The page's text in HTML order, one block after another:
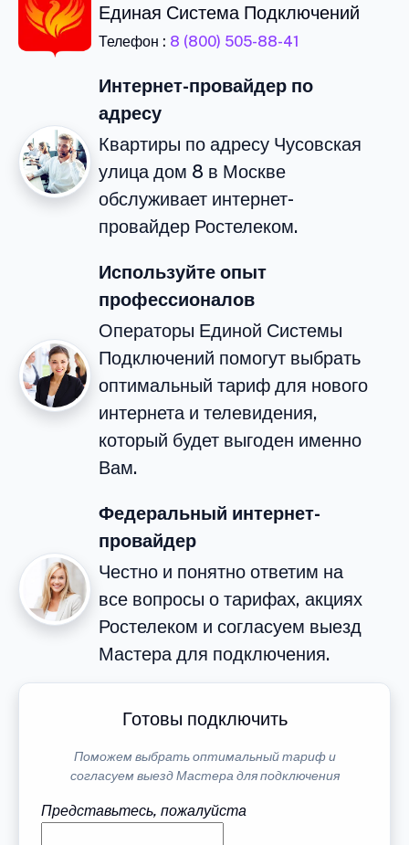
Единая Система Подключений
Телефон : 8 (800) 505-88-41
Интернет-провайдер по
адресу
Квартиры по адресу Чусовская
улица дом 8 в Москве
обслуживает интернет-
провайдер Ростелеком.
Используйте опыт
профессионалов
Операторы Единой Системы
Подключений помогут выбрать
оптимальный тариф для нового
интернета и телевидения,
который будет выгоден именно
Вам.
Федеральный интернет-
провайдер
Честно и понятно ответим на
все вопросы о тарифах, акциях
Ростелеком и согласуем выезд
Мастера для подключения.
Готовы подключить
Поможем выбрать оптимальный тариф и
согласуем выезд Мастера для подключения
Представьтесь, пожалуйста